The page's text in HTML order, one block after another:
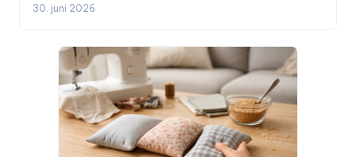
30. juni 2026